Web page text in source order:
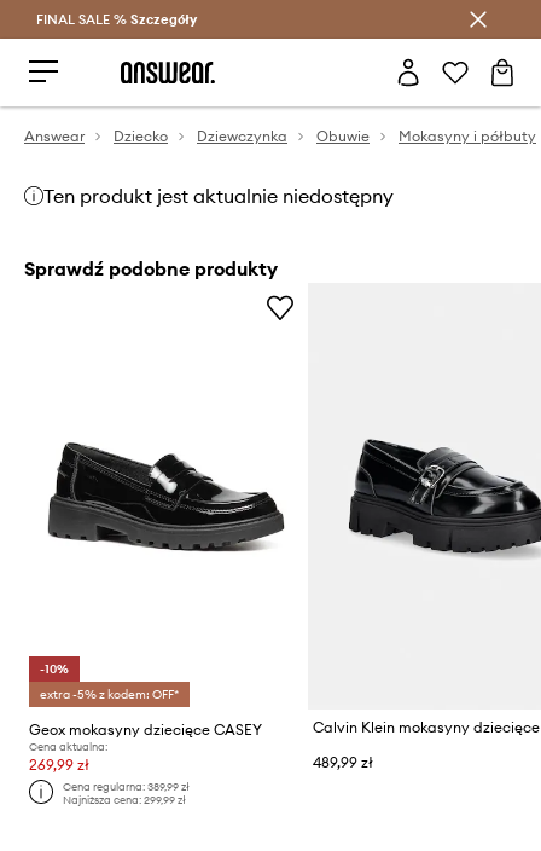
Oszczędzaj z Answear Club >
FINAL SALE % Szczegóły
Answear Dziecko Dziewczynka Obuwie Mokasyny i półbuty
Ten produkt jest aktualnie niedostępny
Sprawdź podobne produkty
-10%
extra -5% z kodem: OFF*
Geox mokasyny dziecięce CASEY
Cena aktualna:
269,99 zł
Cena regularna:389,99 zł
Najniższa cena:299,99 zł
Calvin Klein mokasyny dziecięce
489,99 zł